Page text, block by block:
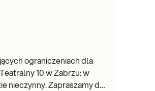
ograniczeniach dla
10 w Zabrzu: w
Zapraszamy do